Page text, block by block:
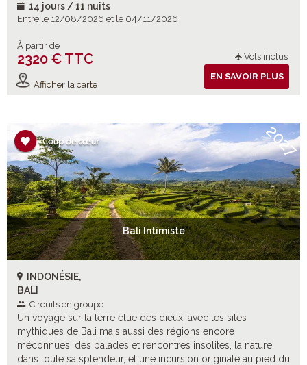
14 jours / 11 nuits
Entre le 12/08/2026 et le 04/11/2026
À partir de
2320 € TTC Vols inclus
Afficher la carte
EN SAVOIR PLUS
Bali Intimiste
INDONÉSIE,
BALI
Circuits en groupe
Un voyage sur la terre élue des dieux, avec les sites
mythiques de Bali mais aussi des régions encore
méconnues, des balades et rencontres insolites, la nature
dans toute sa splendeur, et une incursion originale au pied du
2027